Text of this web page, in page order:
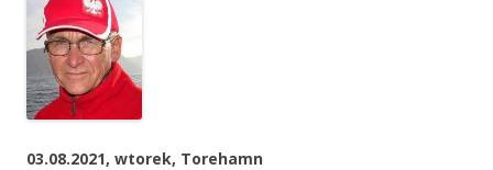
03.08.2021, wtorek, Torehamn